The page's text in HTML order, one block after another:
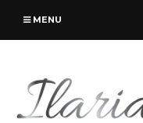
MENU